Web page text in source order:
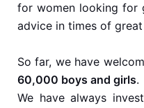
for women looking for
advice in times of
So far, we have
60,000 boys and girls.
We have always